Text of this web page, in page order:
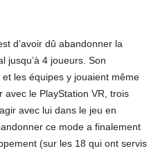
d’avoir dû abandonner la
jusqu’à 4 joueurs. Son
les équipes y jouaient même
avec le PlayStation VR, trois
avec lui dans le jeu en
ce mode a finalement
(sur les 18 qui ont servis